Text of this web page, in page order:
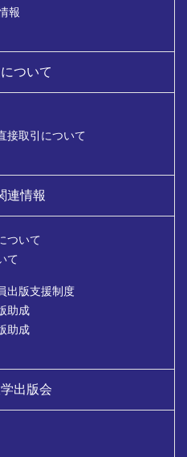
報
ついて
接取引について
連情報
ついて
て
出版支援制度
助成
助成
出版会